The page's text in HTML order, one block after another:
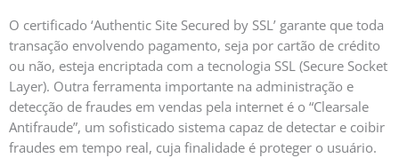
O certificado ‘Authentic Site Secured by SSL’ garante que toda
transação envolvendo pagamento, seja por cartão de crédito
ou não, esteja encriptada com a tecnologia SSL (Secure Socket
Layer). Outra ferramenta importante na administração e
detecção de fraudes em vendas pela internet é o “Clearsale
Antifraude”, um sofisticado sistema capaz de detectar e coibir
fraudes em tempo real, cuja finalidade é proteger o usuário.